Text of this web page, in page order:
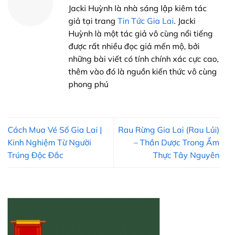
Jacki Huỳnh là nhà sáng lập kiêm tác
giả tại trang Tin Tức Gia Lai. Jacki
Huỳnh là một tác giả vô cùng nổi tiếng
được rất nhiều đọc giả mến mộ, bởi
những bài viết có tính chính xác cực cao,
thêm vào đó là nguồn kiến thức vô cùng
phong phú
Cách Mua Vé Số Gia Lai |
Kinh Nghiệm Từ Người
Trúng Độc Đắc
Rau Rừng Gia Lai (Rau Lủi)
– Thần Dược Trong Ẩm
Thực Tây Nguyên